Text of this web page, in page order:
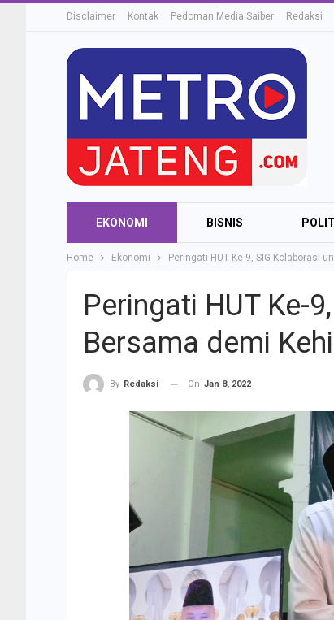
Disclaimer Kontak Pedoman Media Saiber Redaksi
EKONOMI BISNIS
Home Ekonomi Peringati HUT Ke-9, SIG Kolaborasi
Peringati HUT Ke-
Bersama demi
By Redaksi On Jan 8, 2022